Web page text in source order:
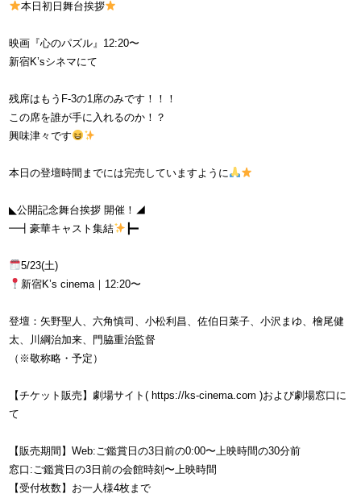
本日初日舞台挨拶
映画『心のパズル』12:20〜
新宿K’sシネマにて
残席はもうF-3の1席のみです！！！
この席を誰が手に入れるのか！？
興味津々です
本日の登壇時間までには完売していますように
◣公開記念舞台挨拶 開催！◢
━┫豪華キャスト集結
┣━
5/23(土)
新宿K’s cinema｜12:20〜
登壇：矢野聖人、六角慎司、小松利昌、佐伯日菜子、小沢まゆ、檜尾健
太、川綱治加来、門脇重治監督
（※敬称略・予定）
【チケット販売】劇場サイト( https://ks-cinema.com )および劇場窓口に
て
【販売期間】Web:ご鑑賞日の3日前の0:00〜上映時間の30分前
窓口:ご鑑賞日の3日前の会館時刻〜上映時間
【受付枚数】お一人様4枚まで